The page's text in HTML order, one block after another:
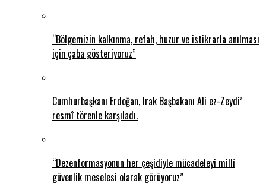
“Bölgemizin kalkınma, refah, huzur ve istikrarla anılması
için çaba gösteriyoruz”
Cumhurbaşkanı Erdoğan, Irak Başbakanı Ali ez-Zeydi’
resmî törenle karşıladı.
“Dezenformasyonun her çeşidiyle mücadeleyi millî
güvenlik meselesi olarak görüyoruz”